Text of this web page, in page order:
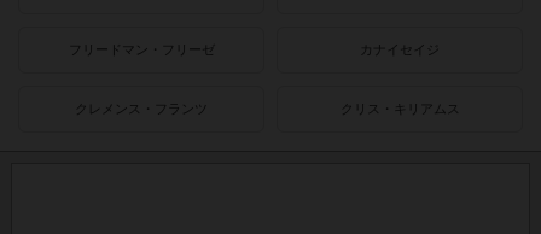
フリードマン・フリーゼ カナイセイジ
クレメンス・フランツ クリス・キリアムス